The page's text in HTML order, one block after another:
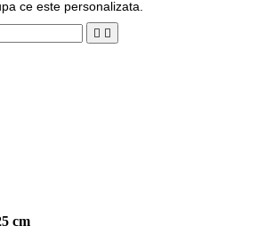
ce este personalizata.
 
cm